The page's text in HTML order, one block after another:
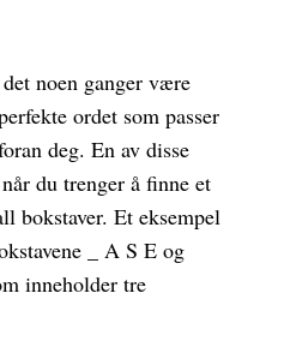
noen ganger være
ordet som passer
deg. En av disse
du trenger å finne et
bokstaver. Et eksempel
_ A S E og
inneholder tre